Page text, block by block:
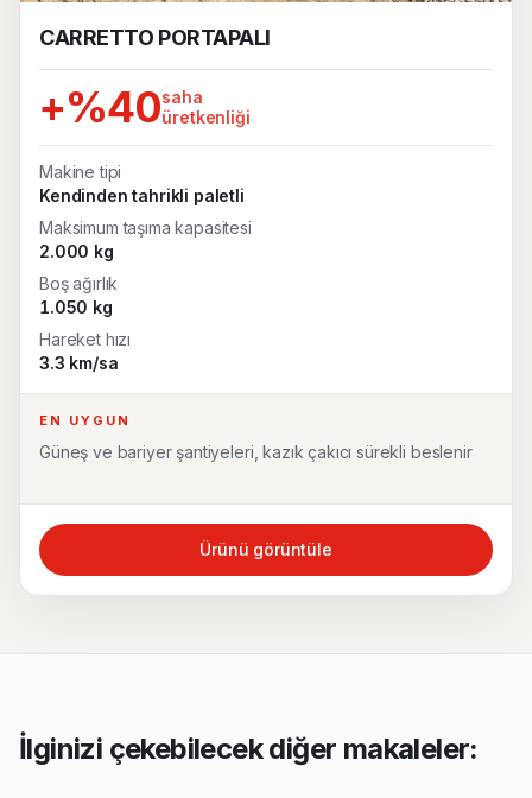
CARRETTO PORTAPALI
+%40saha
üretkenliği
Makine tipi
Kendinden tahrikli paletli
Maksimum taşıma kapasitesi
2.000 kg
Boş ağırlık
1.050 kg
Hareket hızı
3.3 km/sa
EN UYGUN
Güneş ve bariyer şantiyeleri, kazık çakıcı sürekli beslenir
Ürünü görüntüle
İlginizi çekebilecek diğer makaleler: